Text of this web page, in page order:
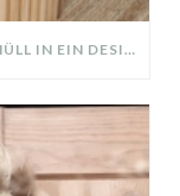
DIY UPCYLING IDEE: WIE MAN SPERRMÜLL IN EIN DESIGNER TEIL VERWANDELT